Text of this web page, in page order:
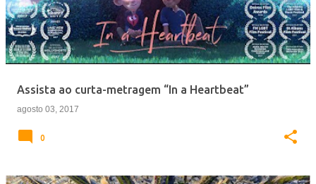
Assista ao curta-metragem “In a Heartbeat”
agosto 03, 2017
0